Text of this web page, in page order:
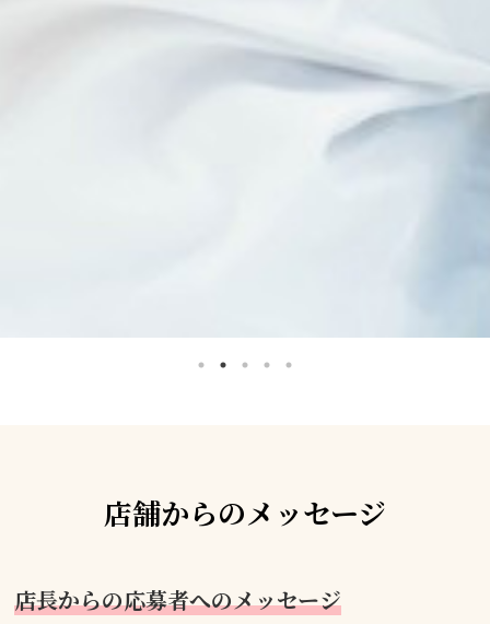
店舗からのメッセージ
店長からの応募者へのメッセージ